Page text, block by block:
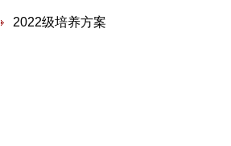
2022级培养方案